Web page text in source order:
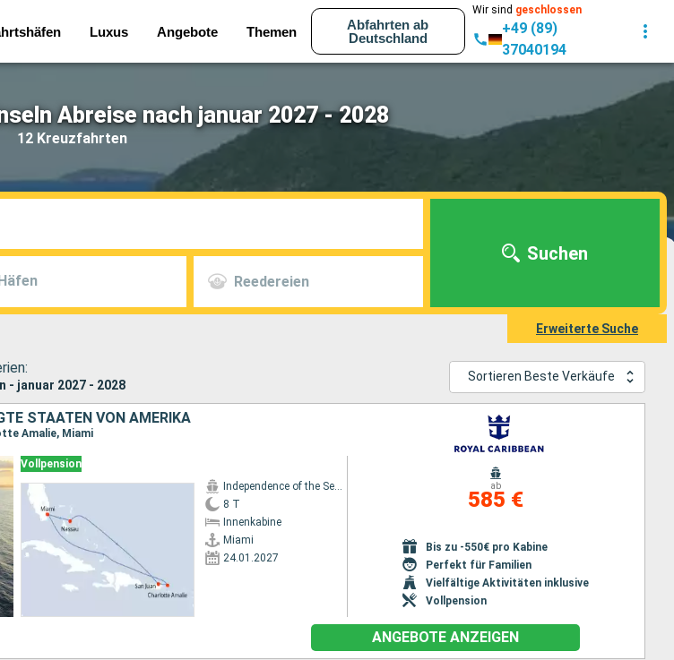
Luxus Angebote Themen
Abfahrten ab
Deutschland
Wir sind geschlossen
+49 (89)
37040194
Abreise nach januar 2027 - 2028
12 Kreuzfahrten
Häfen Reedereien
Suchen
Erweiterte Suche
- januar 2027 - 2028
Sortieren Beste Verkäufe
STAATEN VON AMERIKA
Amalie, Miami
Vollpension
Independence of the Seas
8 T
Innenkabine
Miami
24.01.2027
ab
585 €
Bis zu -550€ pro Kabine
Perfekt für Familien
Vielfältige Aktivitäten inklusive
Vollpension
ANGEBOTE ANZEIGEN